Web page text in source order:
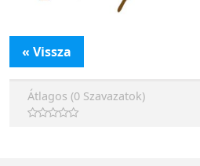
« Vissza
Átlagos (0 Szavazatok)